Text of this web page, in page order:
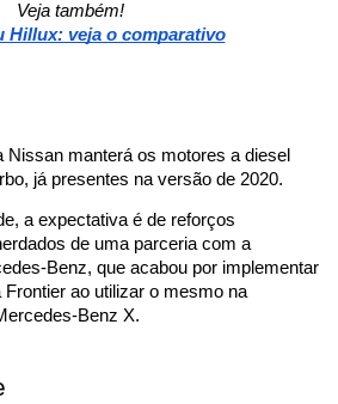
Veja também!
Hillux: veja o comparativo
Nissan manterá os motores a diesel
já presentes na versão de 2020.
a expectativa é de reforços
de uma parceria com a
Benz, que acabou por implementar
ao utilizar o mesmo na
Benz X.